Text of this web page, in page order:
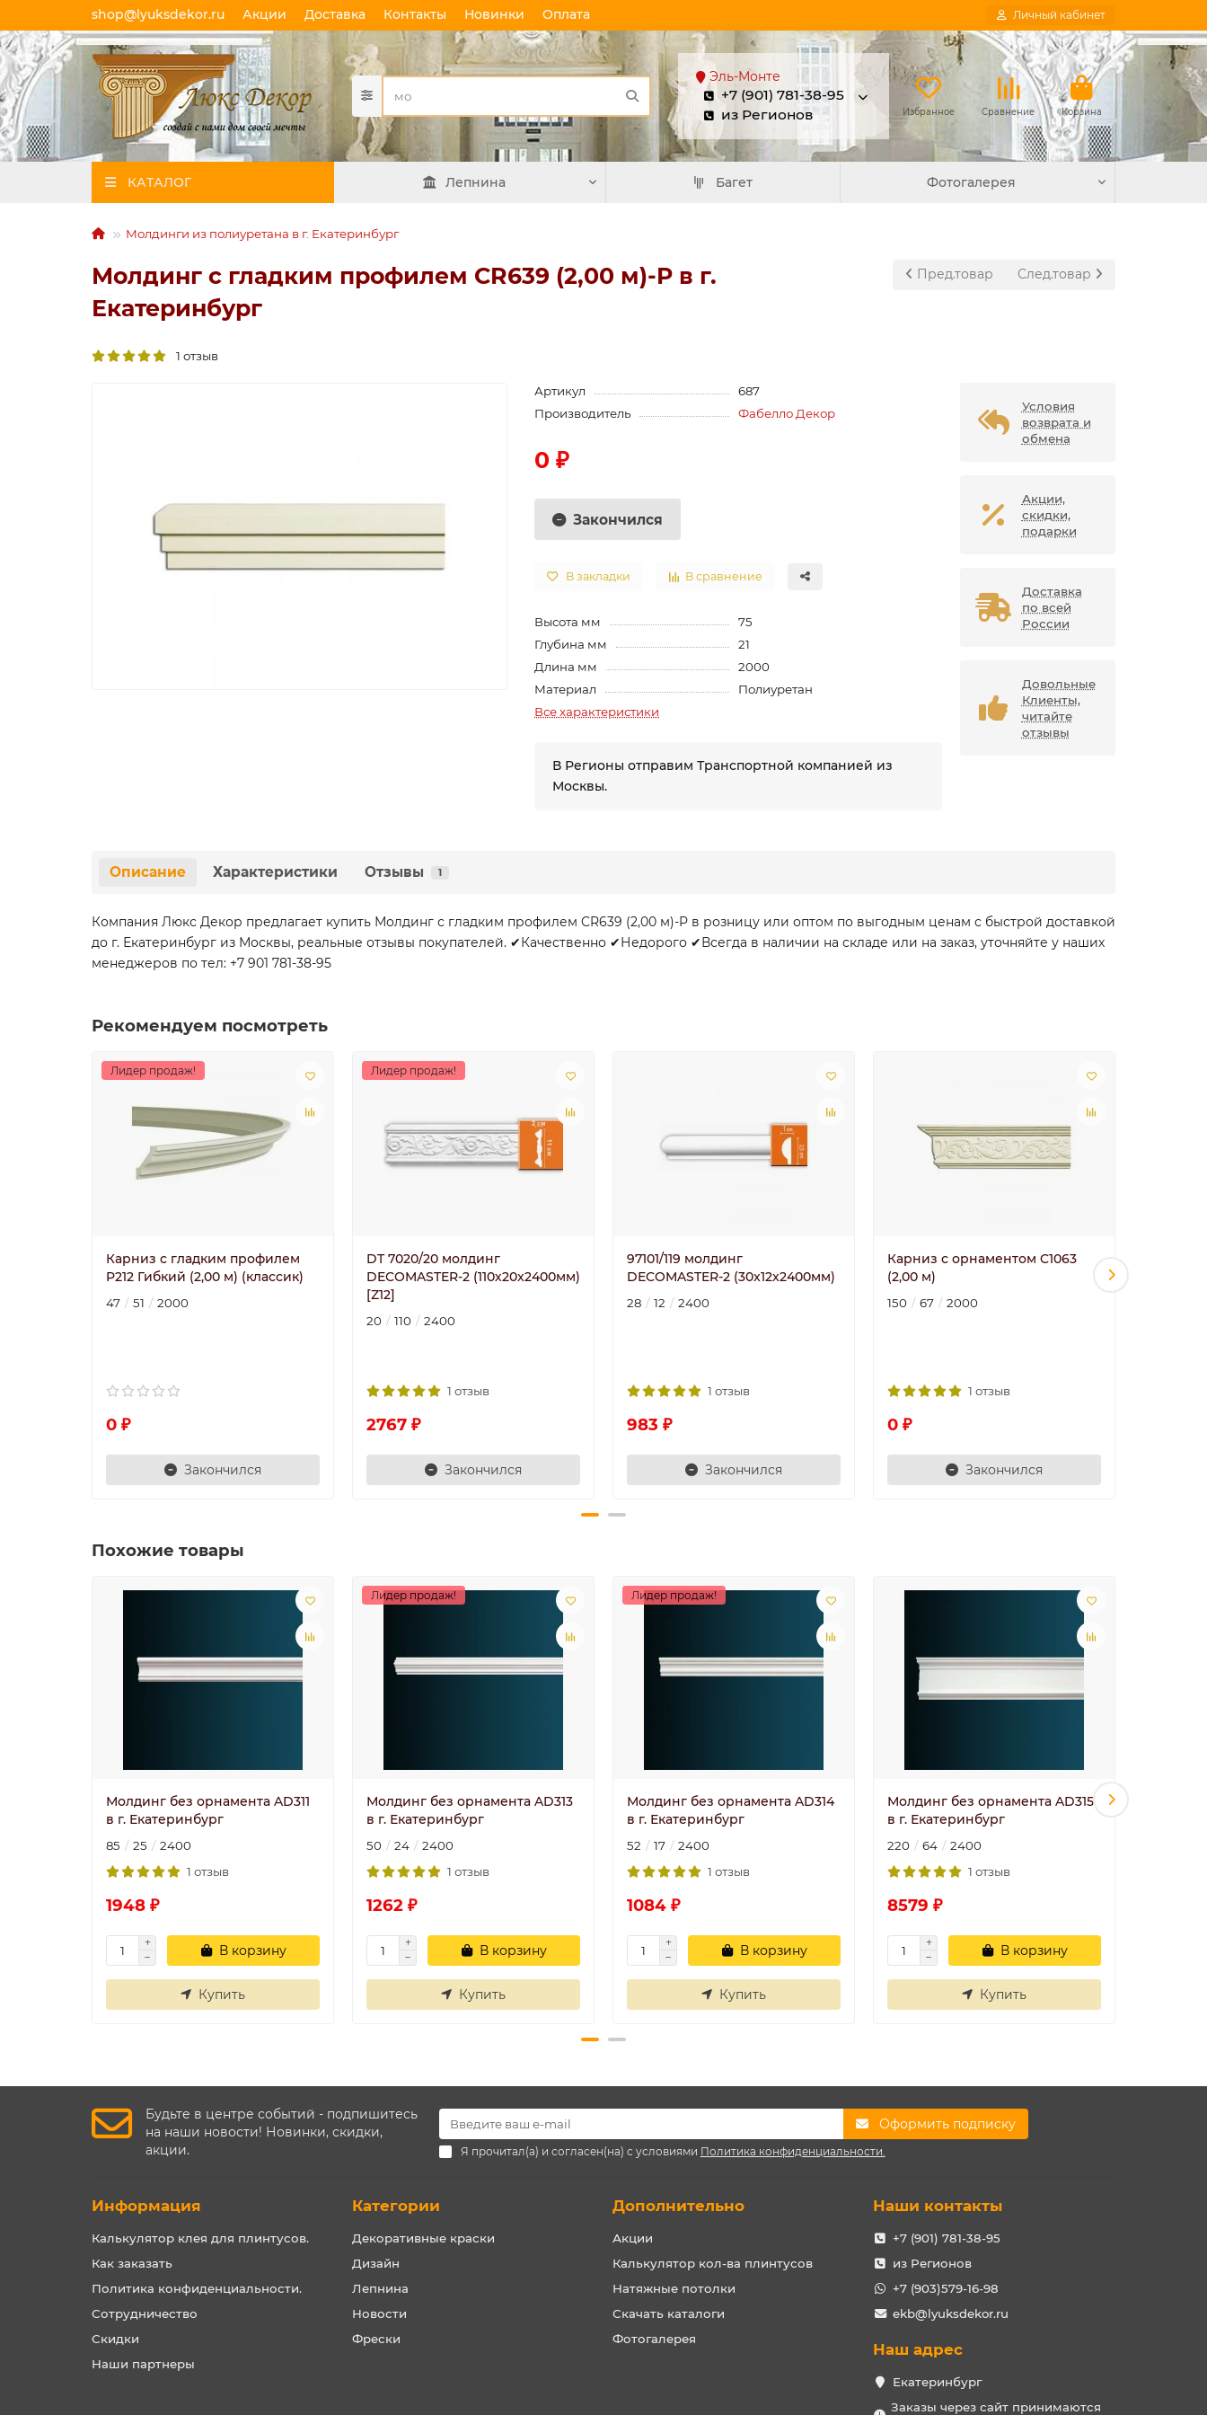
shop@lyuksdekor.ru Акции Доставка Контакты Новинки Оплата Личный кабинет
Эль-Монте
+7 (901) 781-38-95
из Регионов
Избранное Сравнение Корзина
КАТАЛОГ Лепнина Багет Фотогалерея
Молдинги из полиуретана в г. Екатеринбург
Пред.товар След.товар
Молдинг с гладким профилем CR639 (2,00 м)-P в г.
Екатеринбург
1 отзыв
Артикул
687
Производитель
Фабелло Декор
0 ₽
Закончился
В закладки В сравнение
Высота мм
75
Глубина мм
21
Длина мм
2000
Материал
Полиуретан
Все характеристики
В Регионы отправим Транспортной компанией из
Москвы.
Условия
возврата и
обмена
Акции,
скидки,
подарки
Доставка
по всей
России
Довольные
Клиенты,
читайте
отзывы
Описание Характеристики Отзывы 1
Компания Люкс Декор предлагает купить Молдинг с гладким профилем CR639 (2,00 м)-P в розницу или оптом по выгодным ценам с быстрой доставкой
до г. Екатеринбург из Москвы, реальные отзывы покупателей. ✔Качественно ✔Недорого ✔Всегда в наличии на складе или на заказ, уточняйте у наших
менеджеров по тел: +7 901 781-38-95
Рекомендуем посмотреть
Лидер продаж!
Карниз с гладким профилем
P212 Гибкий (2,00 м) (классик)
47 51 2000
0 ₽
Закончился
Лидер продаж!
DT 7020/20 молдинг
DECOMASTER-2 (110х20x2400мм)
[Z12]
20 110 2400
1 отзыв
2767 ₽
Закончился
97101/119 молдинг
DECOMASTER-2 (30x12x2400мм)
28 12 2400
1 отзыв
983 ₽
Закончился
Карниз с орнаментом C1063
(2,00 м)
150 67 2000
1 отзыв
0 ₽
Закончился
Похожие товары
Молдинг без орнамента AD311
в г. Екатеринбург
85 25
2400
1 отзыв
1948 ₽
В корзину
Купить
Лидер продаж!
Молдинг без орнамента AD313
в г. Екатеринбург
50 24
2400
1 отзыв
1262 ₽
В корзину
Купить
Лидер продаж!
Молдинг без орнамента AD314
в г. Екатеринбург
52 17
2400
1 отзыв
1084 ₽
В корзину
Купить
Молдинг без орнамента AD315
в г. Екатеринбург
220 64
2400
1 отзыв
8579 ₽
В корзину
Купить
Будьте в центре событий - подпишитесь
на наши новости! Новинки, скидки,
акции.
Оформить подписку
Я прочитал(а) и согласен(на) с условиями Политика конфиденциальности.
Информация
Калькулятор клея для плинтусов.
Как заказать
Политика конфиденциальности.
Сотрудничество
Скидки
Наши партнеры
Категории
Декоративные краски
Дизайн
Лепнина
Новости
Фрески
Дополнительно
Акции
Калькулятор кол-ва плинтусов
Натяжные потолки
Скачать каталоги
Фотогалерея
Наши контакты
+7 (901) 781-38-95
из Регионов
+7 (903)579-16-98
ekb@lyuksdekor.ru
Наш адрес
Екатеринбург
Заказы через сайт принимаются